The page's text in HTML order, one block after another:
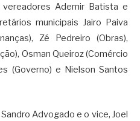
vereadores Ademir Batista e
municipais Jairo Paiva
Zé Pedreiro (Obras),
Osman Queiroz (Comércio
(Governo) e Nielson Santos
Advogado e o vice, Joel